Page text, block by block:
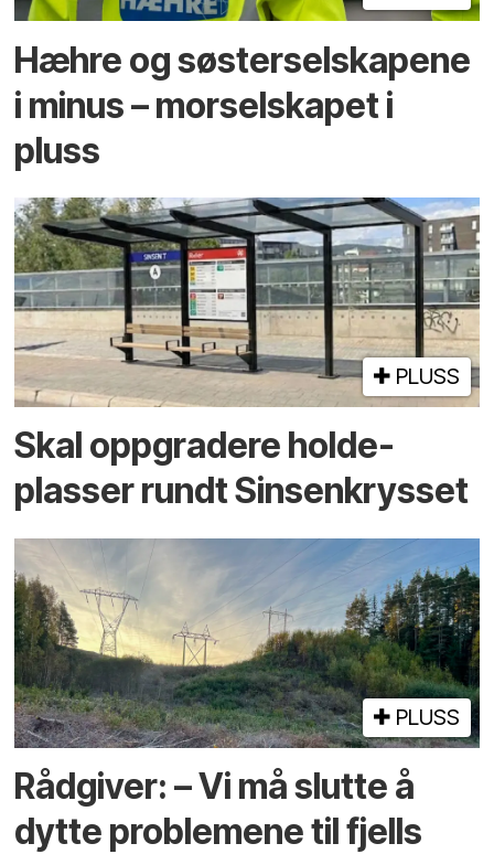
Hæhre og søster­selskapene
i minus – mor­selskapet i
pluss
PLUSS
Skal oppgradere holde­
plasser rundt Sinsenkrysset
PLUSS
Rådgiver: – Vi må slutte å
dytte problemene til fjells